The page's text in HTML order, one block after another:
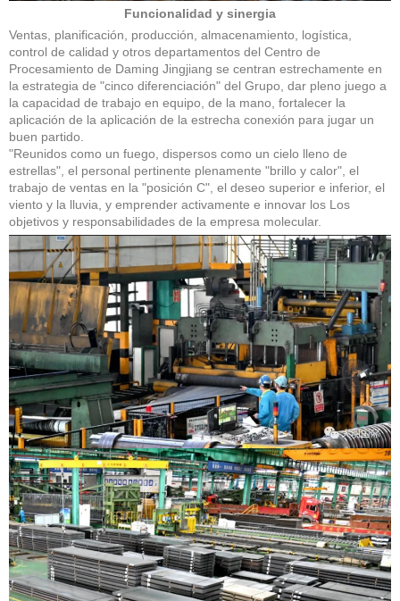
Funcionalidad y sinergia
Ventas, planificación, producción, almacenamiento, logística,
control de calidad y otros departamentos del Centro de
Procesamiento de Daming Jingjiang se centran estrechamente en
la estrategia de "cinco diferenciación" del Grupo, dar pleno juego a
la capacidad de trabajo en equipo, de la mano, fortalecer la
aplicación de la aplicación de la estrecha conexión para jugar un
buen partido.
"Reunidos como un fuego, dispersos como un cielo lleno de
estrellas", el personal pertinente plenamente "brillo y calor", el
trabajo de ventas en la "posición C", el deseo superior e inferior, el
viento y la lluvia, y emprender activamente e innovar los Los
objetivos y responsabilidades de la empresa molecular.